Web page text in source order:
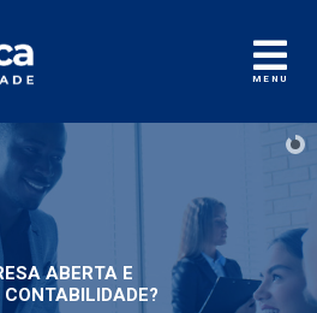
MENU
ABERTA E
CONTABILIDADE?